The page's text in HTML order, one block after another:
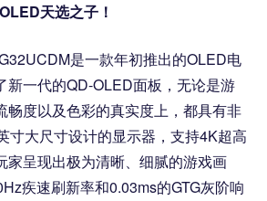
天选之子！
是一款年初推出的OLED电
新一代的QD-OLED面板，无论是游
畅度以及色彩的真实度上，都具有非
寸大尺寸设计的显示器，支持4K超高
家呈现出极为清晰、细腻的游戏画
疾速刷新率和0.03ms的GTG灰阶响